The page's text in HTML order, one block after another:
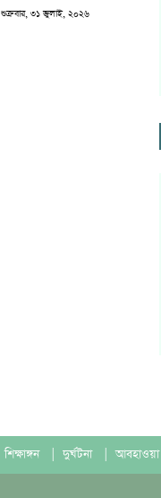
শুক্রবার, ৩১ জুলাই, ২০২৬
শিক্ষাঙ্গন দুর্ঘটনা আবহাওয়া